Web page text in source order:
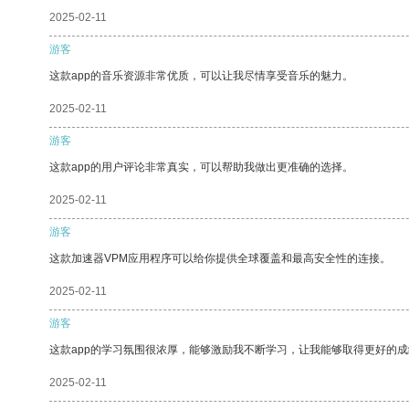
2025-02-11
游客
这款app的音乐资源非常优质，可以让我尽情享受音乐的魅力。
2025-02-11
游客
这款app的用户评论非常真实，可以帮助我做出更准确的选择。
2025-02-11
游客
这款加速器VPM应用程序可以给你提供全球覆盖和最高安全性的连接。
2025-02-11
游客
这款app的学习氛围很浓厚，能够激励我不断学习，让我能够取得更好的
2025-02-11